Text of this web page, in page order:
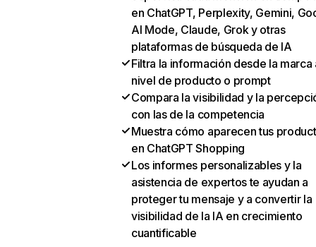
en ChatGPT, Perplexity, Gemini,
AI Mode, Claude, Grok y otras
plataformas de búsqueda de IA
Filtra la información desde la marca
nivel de producto o prompt
Compara la visibilidad y la
con las de la competencia
Muestra cómo aparecen tus
en ChatGPT Shopping
Los informes personalizables y la
asistencia de expertos te ayudan a
proteger tu mensaje y a convertir la
visibilidad de la IA en crecimiento
cuantificable